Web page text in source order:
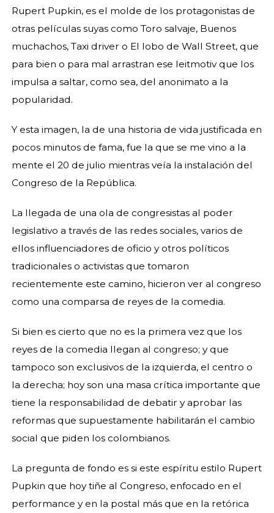
Rupert Pupkin, es el molde de los protagonistas de
otras películas suyas como Toro salvaje, Buenos
muchachos, Taxi driver o El lobo de Wall Street, que
para bien o para mal arrastran ese leitmotiv que los
impulsa a saltar, como sea, del anonimato a la
popularidad.
Y esta imagen, la de una historia de vida justificada en
pocos minutos de fama, fue la que se me vino a la
mente el 20 de julio mientras veía la instalación del
Congreso de la República.
La llegada de una ola de congresistas al poder
legislativo a través de las redes sociales, varios de
ellos influenciadores de oficio y otros políticos
tradicionales o activistas que tomaron
recientemente este camino, hicieron ver al congreso
como una comparsa de reyes de la comedia.
Si bien es cierto que no es la primera vez que los
reyes de la comedia llegan al congreso; y que
tampoco son exclusivos de la izquierda, el centro o
la derecha; hoy son una masa crítica importante que
tiene la responsabilidad de debatir y aprobar las
reformas que supuestamente habilitarán el cambio
social que piden los colombianos.
La pregunta de fondo es si este espíritu estilo Rupert
Pupkin que hoy tiñe al Congreso, enfocado en el
performance y en la postal más que en la retórica